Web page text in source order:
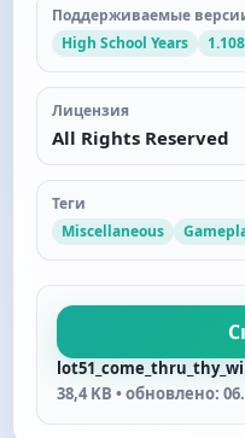
Поддерживаемые
High School Years
Лицензия
All Rights Reserved
Теги
Miscellaneous
38,4 KB • обновлено: